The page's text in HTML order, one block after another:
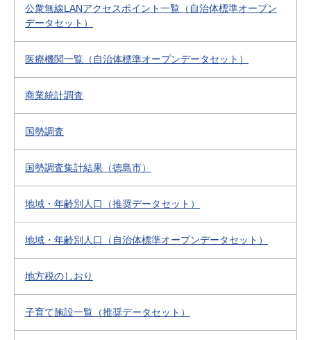
公衆無線LANアクセスポイント一覧（自治体標準オープン
データセット）
医療機関一覧（自治体標準オープンデータセット）
商業統計調査
国勢調査
国勢調査集計結果（徳島市）
地域・年齢別人口（推奨データセット）
地域・年齢別人口（自治体標準オープンデータセット）
地方税のしおり
子育て施設一覧（推奨データセット）